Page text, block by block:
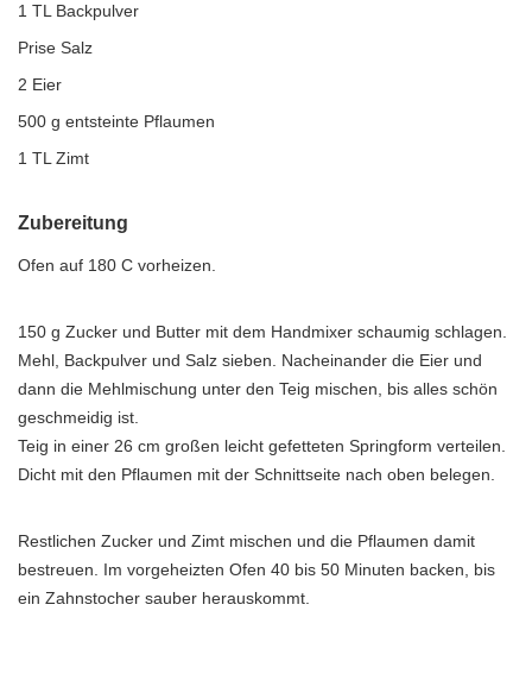
1 TL Backpulver
Prise Salz
2 Eier
500 g entsteinte Pflaumen
1 TL Zimt
Zubereitung
Ofen auf 180 C vorheizen.
150 g Zucker und Butter mit dem Handmixer schaumig schlagen.
Mehl, Backpulver und Salz sieben. Nacheinander die Eier und
dann die Mehlmischung unter den Teig mischen, bis alles schön
geschmeidig ist.
Teig in einer 26 cm großen leicht gefetteten Springform verteilen.
Dicht mit den Pflaumen mit der Schnittseite nach oben belegen.
Restlichen Zucker und Zimt mischen und die Pflaumen damit
bestreuen. Im vorgeheizten Ofen 40 bis 50 Minuten backen, bis
ein Zahnstocher sauber herauskommt.